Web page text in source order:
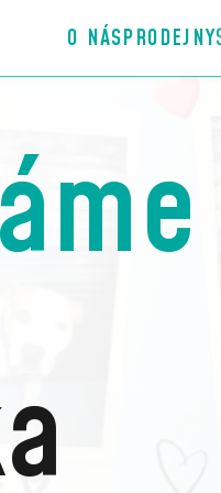
O NÁSPRODEJNY